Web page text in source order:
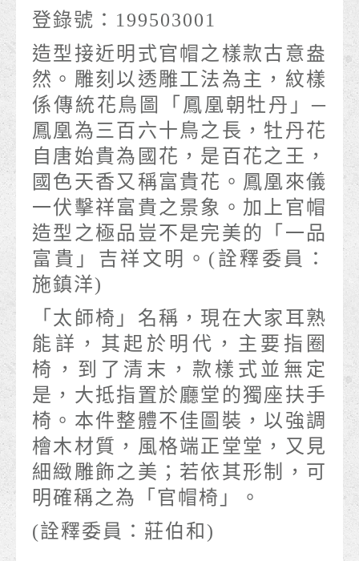
登錄號：199503001
造型接近明式官帽之樣款古意盎
然。雕刻以透雕工法為主，紋樣
係傳統花鳥圖「鳳凰朝牡丹」─
鳳凰為三百六十鳥之長，牡丹花
自唐始貴為國花，是百花之王，
國色天香又稱富貴花。鳳凰來儀
一伏擊祥富貴之景象。加上官帽
造型之極品豈不是完美的「一品
富貴」吉祥文明。(詮釋委員：
施鎮洋)
「太師椅」名稱，現在大家耳熟
能詳，其起於明代，主要指圈
椅，到了清末，款樣式並無定
是，大抵指置於廳堂的獨座扶手
椅。本件整體不佳圖裝，以強調
檜木材質，風格端正堂堂，又見
細緻雕飾之美；若依其形制，可
明確稱之為「官帽椅」。
(詮釋委員：莊伯和)